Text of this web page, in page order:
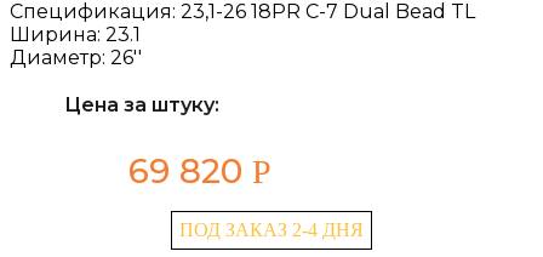
Спецификация: 23,1-26 18PR C-7 Dual Bead TL
Ширина: 23.1
Диаметр: 26''
Цена за штуку:
69 820 Р
ПОД ЗАКАЗ 2-4 ДНЯ